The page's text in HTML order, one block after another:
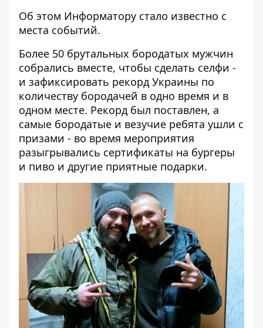
Об этом Информатору стало известно с
места событий.
Более 50 брутальных бородатых мужчин
собрались вместе, чтобы сделать селфи -
и зафиксировать рекорд Украины по
количеству бородачей в одно время и в
одном месте. Рекорд был поставлен, а
самые бородатые и везучие ребята ушли с
призами - во время мероприятия
разыгрывались сертификаты на бургеры
и пиво и другие приятные подарки.